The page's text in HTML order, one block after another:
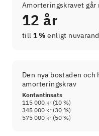
Amorteringskravet går
12 år
till 1 % enligt
Den nya bostaden
amorteringskrav
Kontantinsats
115 000 kr(10 %)
345 000 kr(30 %)
575 000 kr(50 %)